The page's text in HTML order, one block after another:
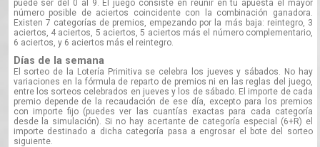
puede ser del 0 al 9. El juego consiste en reunir en tu apuesta el mayor
número posible de aciertos coincidente con la combinación ganadora.
Existen 7 categorías de premios, empezando por la más baja: reintegro, 3
aciertos, 4 aciertos, 5 aciertos, 5 aciertos más el número complementario,
6 aciertos, y 6 aciertos más el reintegro.
Días de la semana
El sorteo de la Lotería Primitiva se celebra los jueves y sábados. No hay
variaciones en la fórmula de reparto de premios ni en las reglas del juego,
entre los sorteos celebrados en jueves y los de sábado. El importe de cada
premio depende de la recaudación de ese día, excepto para los premios
con importe fijo (puedes ver las cuantías exactas para cada categoría
desde la simulación). Si no hay acertante de categoría especial (6+R) el
importe destinado a dicha categoría pasa a engrosar el bote del sorteo
siguiente.